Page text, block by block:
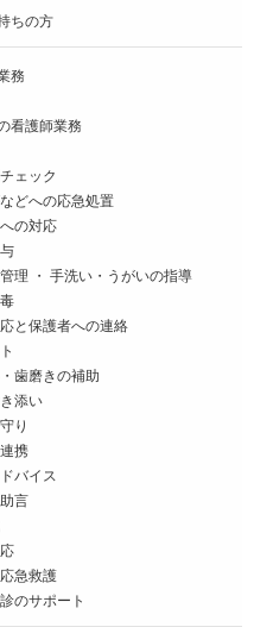
ちの方
務
看護師業務
ェック
どへの応急処置
の対応
理 ・ 手洗い・うがいの指導
と保護者への連絡
歯磨きの補助
添い
り
携
バイス
言
急救護
のサポート